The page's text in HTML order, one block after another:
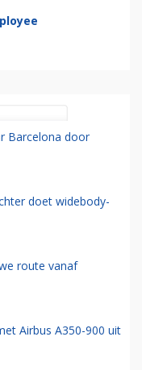
Barcelona door
doet widebody-
route vanaf
Airbus A350-900 uit